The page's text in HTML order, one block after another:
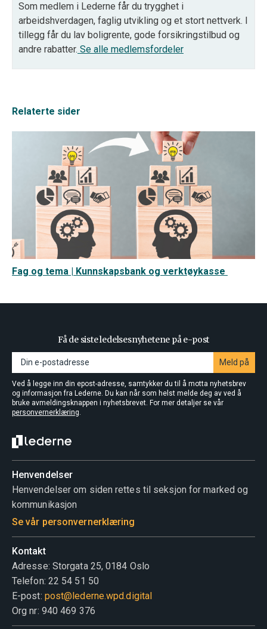
Som medlem i Lederne får du trygghet i
arbeidshverdagen, faglig utvikling og et stort nettverk. I
tillegg får du lav boligrente, gode forsikringstilbud og
andre rabatter. Se alle medlemsfordeler
Relaterte sider
Fag og tema | Kunnskapsbank og verktøykasse
Få de siste ledelsesnyhetene på e-post
Meld på
Ved å legge inn din epost-adresse, samtykker du til å motta nyhetsbrev
og informasjon fra Lederne. Du kan når som helst melde deg av ved å
bruke avmeldingsknappen i nyhetsbrevet. For mer detaljer se vår
personvernerklæring.
Henvendelser
Henvendelser om siden rettes til seksjon for marked og
kommunikasjon
Se vår personvernerklæring
Kontakt
Adresse: Storgata 25, 0184 Oslo
Telefon: 22 54 51 50
E-post: post@lederne.wpd.digital
Org nr: 940 469 376